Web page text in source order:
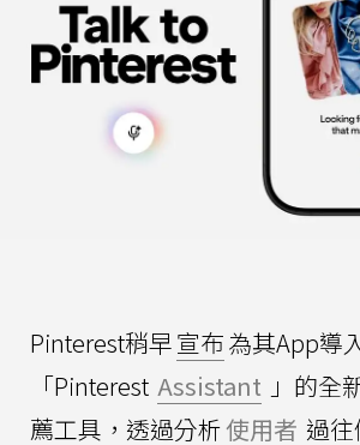
Pinterest稍早宣布為其App導
「Pinterest Assistant 」的全
薦工具，透過分析使用者 過